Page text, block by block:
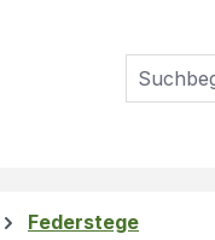
Federstege